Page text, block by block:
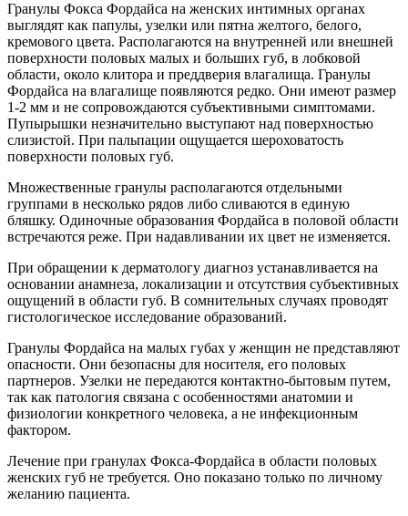
Гранулы Фокса Фордайса на женских интимных органах
выглядят как папулы, узелки или пятна желтого, белого,
кремового цвета. Располагаются на внутренней или внешней
поверхности половых малых и больших губ, в лобковой
области, около клитора и преддверия влагалища. Гранулы
Фордайса на влагалище появляются редко. Они имеют размер
1-2 мм и не сопровождаются субъективными симптомами.
Пупырышки незначительно выступают над поверхностью
слизистой. При пальпации ощущается шероховатость
поверхности половых губ.
Множественные гранулы располагаются отдельными
группами в несколько рядов либо сливаются в единую
бляшку. Одиночные образования Фордайса в половой области
встречаются реже. При надавливании их цвет не изменяется.
При обращении к дерматологу диагноз устанавливается на
основании анамнеза, локализации и отсутствия субъективных
ощущений в области губ. В сомнительных случаях проводят
гистологическое исследование образований.
Гранулы Фордайса на малых губах у женщин не представляют
опасности. Они безопасны для носителя, его половых
партнеров. Узелки не передаются контактно-бытовым путем,
так как патология связана с особенностями анатомии и
физиологии конкретного человека, а не инфекционным
фактором.
Лечение при гранулах Фокса-Фордайса в области половых
женских губ не требуется. Оно показано только по личному
желанию пациента.